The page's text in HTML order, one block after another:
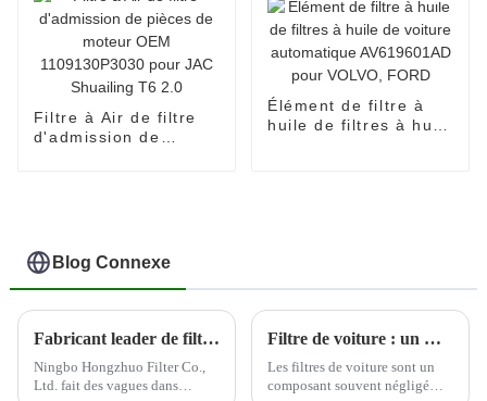
Filtre à Air de filtre
d'admission de
Élément de filtre à
huile de filtres à huile
Blog Connexe
Fabricant leader de filtres automobiles--Ningbo Hongzhuo
Ningbo Hongzhuo Filter Co.,
Ltd. fait des vagues dans
Filtre de voiture : un moyen rentable d'améliorer les performances du moteur
Les filtres de voiture sont un
composant souvent négligé